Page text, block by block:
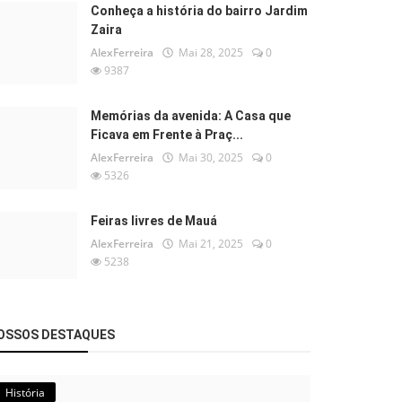
Conheça a história do bairro Jardim
Zaira
AlexFerreira Mai 28, 2025
0
9387
Memórias da avenida: A Casa que
Ficava em Frente à Praç...
AlexFerreira Mai 30, 2025
0
5326
Feiras livres de Mauá
AlexFerreira Mai 21, 2025
0
5238
DESTAQUES
História